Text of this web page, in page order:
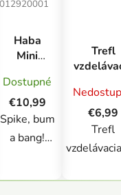
Haba
Mini
hra pre
deti Piks
& Peng
od 7
rokov
Dostupné
€10,99
Spike, bum
a bang!
Trefl
telo
€6,99
Trefl